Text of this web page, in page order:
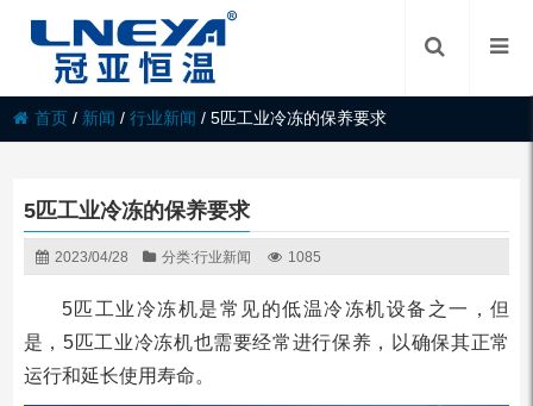
首页 / 新闻 /行业新闻 /5匹工业冷冻的保养要求
5匹工业冷冻的保养要求
2023/04/28 分类:行业新闻 1085
5匹工业冷冻机是常见的低温冷冻机设备之一，但
是，5匹工业冷冻机也需要经常进行保养，以确保其正常
运行和延长使用寿命。